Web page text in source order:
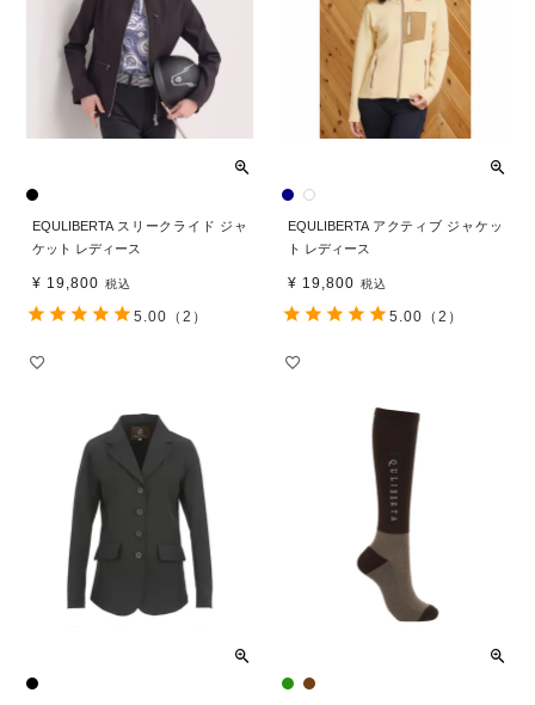
EQULIBERTA スリークライド ジャ
ケット レディース
¥ 19,800 税込
5.00 （2）
EQULIBERTA アクティブ ジャケッ
ト レディース
¥ 19,800 税込
5.00 （2）